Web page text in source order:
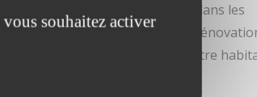
Métropole Lilloise, notamment dans les
réalisent des projets de
complètes pour améliorer votre
adaptés.
souhaitez activer